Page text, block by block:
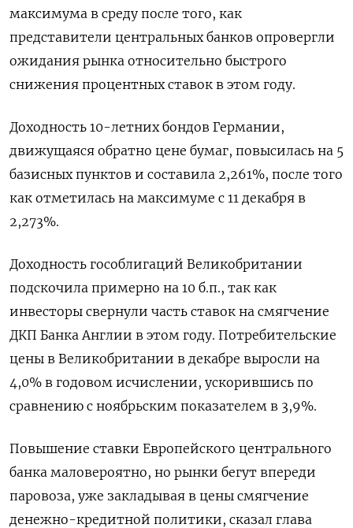
максимума в среду после того, как
представители центральных банков опровергли
ожидания рынка относительно быстрого
снижения процентных ставок в этом году.
Доходность 10-летних бондов Германии,
движущаяся обратно цене бумаг, повысилась на 5
базисных пунктов и составила 2,261%, после того
как отметилась на максимуме с 11 декабря в
2,273%.
Доходность гособлигаций Великобритании
подскочила примерно на 10 б.п., так как
инвесторы свернули часть ставок на смягчение
ДКП Банка Англии в этом году. Потребительские
цены в Великобритании в декабре выросли на
4,0% в годовом исчислении, ускорившись по
сравнению с ноябрьским показателем в 3,9%.
Повышение ставки Европейского центрального
банка маловероятно, но рынки бегут впереди
паровоза, уже закладывая в цены смягчение
денежно-кредитной политики, сказал глава